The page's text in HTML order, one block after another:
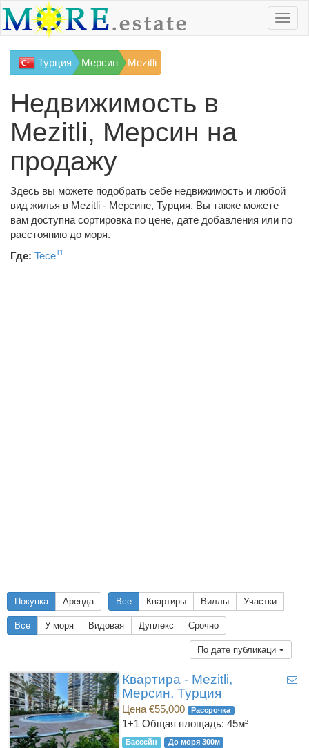
Турция Мерсин Mezitli
Недвижимость в
Mezitli, Мерсин на
продажу
Здесь вы можете подобрать себе недвижимость и любой
вид жилья в Mezitli - Мерсине, Турция. Вы также можете
вам доступна сортировка по цене, дате добавления или по
расстоянию до моря.
Где: Tece11
Покупка Аренда Все Квартиры Виллы Участки
Все У моря Видовая Дуплекс Срочно
По дате публикаци
Квартира - Mezitli,
Мерсин, Турция
Цена €55,000 Рассрочка
1+1 Общая площадь: 45м²
Бассейн До моря 300м